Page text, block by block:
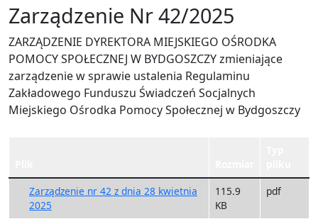
Zarządzenie Nr 42/2025
ZARZĄDZENIE DYREKTORA MIEJSKIEGO OŚRODKA
POMOCY SPOŁECZNEJ W BYDGOSZCZY zmieniające
zarządzenie w sprawie ustalenia Regulaminu
Zakładowego Funduszu Świadczeń Socjalnych
Miejskiego Ośrodka Pomocy Społecznej w Bydgoszczy
Zarządzenie nr 42 z dnia 28 kwietnia
2025
115.9
KB
pdf